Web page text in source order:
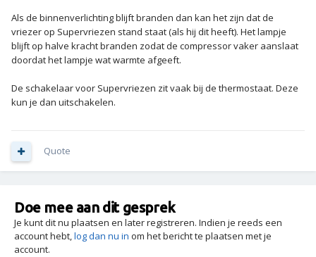
Als de binnenverlichting blijft branden dan kan het zijn dat de
vriezer op Supervriezen stand staat (als hij dit heeft). Het lampje
blijft op halve kracht branden zodat de compressor vaker aanslaat
doordat het lampje wat warmte afgeeft.
De schakelaar voor Supervriezen zit vaak bij de thermostaat. Deze
kun je dan uitschakelen.
Quote
Doe mee aan dit gesprek
Je kunt dit nu plaatsen en later registreren. Indien je reeds een
account hebt,log dan nu in om het bericht te plaatsen met je
account.